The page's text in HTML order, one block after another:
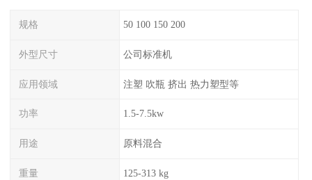
规格 50 100 150 200
外型尺寸 公司标准机
应用领域 注塑 吹瓶 挤出 热力塑型等
功率 1.5-7.5kw
用途 原料混合
重量 125-313 kg